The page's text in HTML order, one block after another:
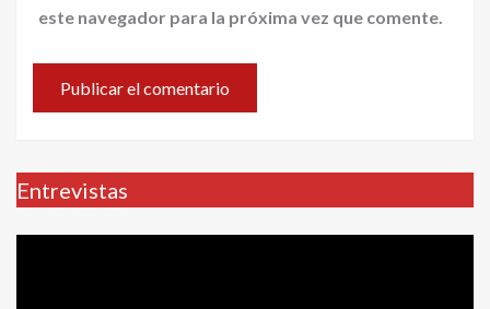
este navegador para la próxima vez que comente.
Entrevistas